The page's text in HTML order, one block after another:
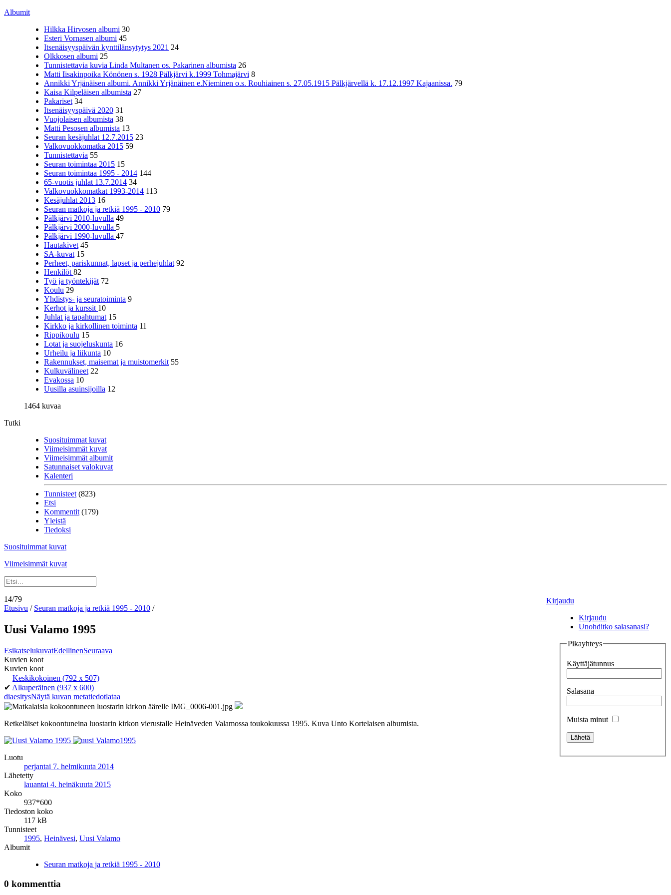
Albumit
Hilkka Hirvosen albumi 30
Esteri Vornasen albumi 45
Itsenäisyyspäivän kynttilänsytytys 2021 24
Olkkosen albumi 25
Tunnistettavia kuvia Linda Multanen os. Pakarinen albumista 26
Matti Iisakinpoika Könönen s. 1928 Pälkjärvi k.1999 Tohmajärvi 8
Annikki Yrjänäisen albumi. Annikki Yrjänäinen e.Nieminen o.s. Rouhiainen s. 27.05.1915 Pälkjärvellä k. 17.12.1997 Kajaanissa. 79
Kaisa Kilpeläisen albumista 27
Pakariset 34
Itsenäisyyspäivä 2020 31
Vuojolaisen albumista 38
Matti Pesosen albumista 13
Seuran kesäjuhlat 12.7.2015 23
Valkovuokkomatka 2015 59
Tunnistettavia 55
Seuran toimintaa 2015 15
Seuran toimintaa 1995 - 2014 144
65-vuotis juhlat 13.7.2014 34
Valkovuokkomatkat 1993-2014 113
Kesäjuhlat 2013 16
Seuran matkoja ja retkiä 1995 - 2010 79
Pälkjärvi 2010-luvulla 49
Pälkjärvi 2000-luvulla 5
Pälkjärvi 1990-luvulla 47
Hautakivet 45
SA-kuvat 15
Perheet, pariskunnat, lapset ja perhejuhlat 92
Henkilöt 82
Työ ja työntekijät 72
Koulu 29
Yhdistys- ja seuratoiminta 9
Kerhot ja kurssit 10
Juhlat ja tapahtumat 15
Kirkko ja kirkollinen toiminta 11
Rippikoulu 15
Lotat ja suojeluskunta 16
Urheilu ja liikunta 10
Rakennukset, maisemat ja muistomerkit 55
Kulkuvälineet 22
Evakossa 10
Uusilla asuinsijoilla 12
1464 kuvaa
Tutki
Suosituimmat kuvat
Viimeisimmät kuvat
Viimeisimmät albumit
Satunnaiset valokuvat
Kalenteri
Tunnisteet (823)
Etsi
Kommentit (179)
Yleistä
Tiedoksi
Suosituimmat kuvat
Viimeisimmät kuvat
Kirjaudu
Kirjaudu
Unohditko salasanasi?
Pikayhteys
Käyttäjätunnus
Salasana
Muista minut
14/79
Etusivu / Seuran matkoja ja retkiä 1995 - 2010 /
Uusi Valamo 1995
EsikatselukuvatEdellinenSeuraava
Kuvien koot
Kuvien koot
Keskikokoinen (792 x 507)
✔ Alkuperäinen (937 x 600)
diaesitysNäytä kuvan metatiedotlataa
Retkeläiset kokoontuneina luostarin kirkon vierustalle Heinäveden Valamossa toukokuussa 1995. Kuva Unto Kortelaisen albumista.
Luotu
perjantai 7. helmikuuta 2014
Lähetetty
lauantai 4. heinäkuuta 2015
Koko
937*600
Tiedoston koko
117 kB
Tunnisteet
1995, Heinävesi, Uusi Valamo
Albumit
Seuran matkoja ja retkiä 1995 - 2010
0 kommenttia